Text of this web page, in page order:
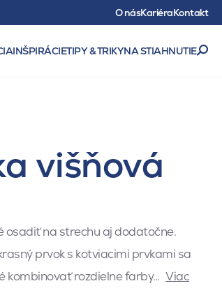
O násKariéraKontakt
INŠPIRÁCIETIPY & TRIKYNA STIAHNUTIE
višňová
osadiť na strechu aj dodatočne.
prvok s kotviacimi prvkami sa
kombinovať rozdielne farby… Viac